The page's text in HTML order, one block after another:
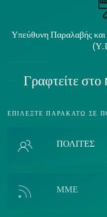
Υπεύθυνη Παραλαβής
Γραφτείτε
ΕΠΙΛΈΞΤΕ ΠΑΡΑΚΆΤΩ ΣΕ
ΠΟΛΙΤΕΣ
ΜΜΕ